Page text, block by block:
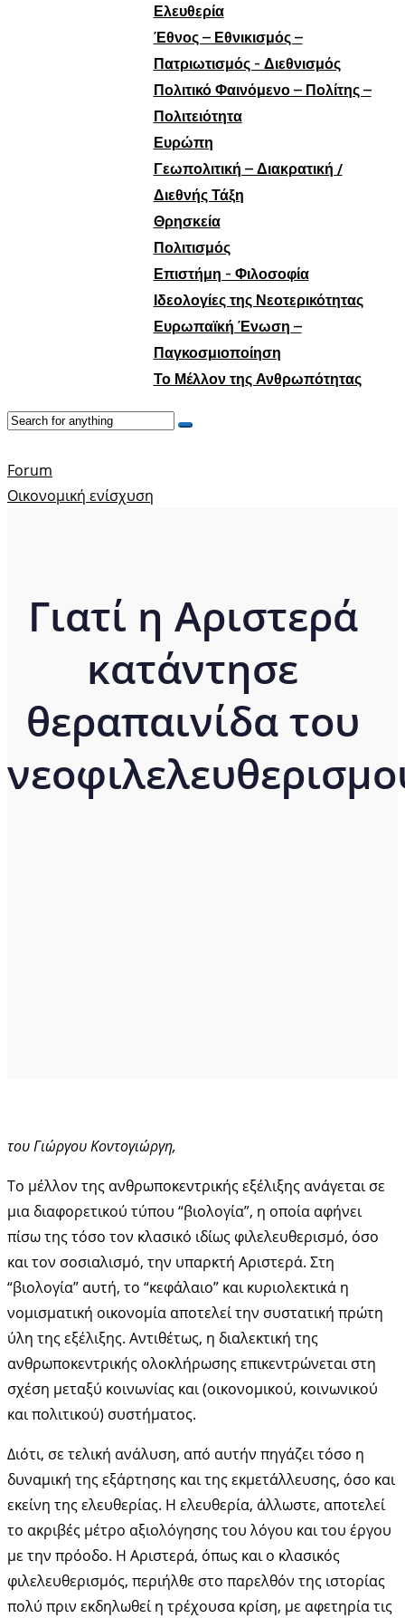
Ελευθερία
Έθνος – Εθνικισμός –
Πατριωτισμός - Διεθνισμός
Πολιτικό Φαινόμενο – Πολίτης –
Πολιτειότητα
Ευρώπη
Γεωπολιτική – Διακρατική /
Διεθνής Τάξη
Θρησκεία
Πολιτισμός
Επιστήμη - Φιλοσοφία
Ιδεολογίες της Νεοτερικότητας
Ευρωπαϊκή Ένωση –
Παγκοσμιοποίηση
Το Μέλλον της Ανθρωπότητας
Forum
Οικονομική ενίσχυση
Γιατί η Αριστερά
κατάντησε
θεραπαινίδα του
του Γιώργου Κοντογιώργη,
Το μέλλον της ανθρωποκεντρικής εξέλιξης ανάγεται σε
μια διαφορετικού τύπου “βιολογία”, η οποία αφήνει
πίσω της τόσο τον κλασικό ιδίως φιλελευθερισμό, όσο
και τον σοσιαλισμό, την υπαρκτή Αριστερά. Στη
“βιολογία” αυτή, το “κεφάλαιο” και κυριολεκτικά η
νομισματική οικονομία αποτελεί την συστατική πρώτη
ύλη της εξέλιξης. Αντιθέτως, η διαλεκτική της
ανθρωποκεντρικής ολοκλήρωσης επικεντρώνεται στη
σχέση μεταξύ κοινωνίας και (οικονομικού, κοινωνικού
και πολιτικού) συστήματος.
Διότι, σε τελική ανάλυση, από αυτήν πηγάζει τόσο η
δυναμική της εξάρτησης και της εκμετάλλευσης, όσο και
εκείνη της ελευθερίας. Η ελευθερία, άλλωστε, αποτελεί
το ακριβές μέτρο αξιολόγησης του λόγου και του έργου
με την πρόοδο. Η Αριστερά, όπως και ο κλασικός
φιλελευθερισμός, περιήλθε στο παρελθόν της ιστορίας
πολύ πριν εκδηλωθεί η τρέχουσα κρίση, με αφετηρία τις